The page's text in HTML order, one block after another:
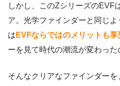
しかし、このZシリーズのEVF
ア。光学ファインダーと同じ
は EVFならではのメリットも享
ーを見て時代の潮流が変わった
そんなクリアなファインダー